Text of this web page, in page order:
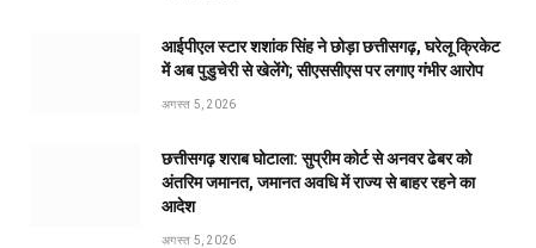
आईपीएल स्टार शशांक सिंह ने छोड़ा छत्तीसगढ़, घरेलू क्रिकेट
में अब पुडुचेरी से खेलेंगे; सीएससीएस पर लगाए गंभीर आरोप
अगस्त 5, 2026
छत्तीसगढ़ शराब घोटाला: सुप्रीम कोर्ट से अनवर ढेबर को
अंतरिम जमानत, जमानत अवधि में राज्य से बाहर रहने का
आदेश
अगस्त 5, 2026